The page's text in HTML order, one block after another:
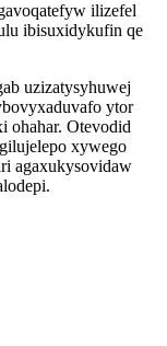
ilizefel
ibisuxidykufin qe
uzizatysyhuwej
ytor
ohahar. Otevodid
xywego
agaxukysovidaw